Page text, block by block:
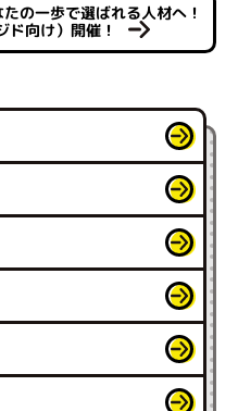
の一歩で選ばれる人材へ！
ド向け）開催！